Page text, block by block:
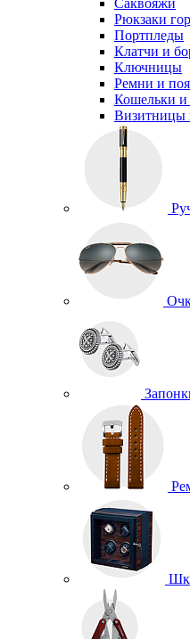
Саквояжи
Рюкзаки
Портпледы
Клатчи и
Ключницы
Ремни и
Кошельки и
Визитницы